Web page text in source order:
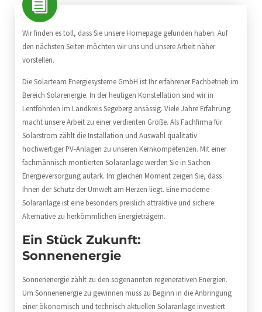
Wir finden es toll, dass Sie unsere Homepage gefunden haben. Auf
den nächsten Seiten möchten wir uns und unsere Arbeit näher
vorstellen.
Die Solarteam Energiesysteme GmbH ist Ihr erfahrener Fachbetrieb im
Bereich Solarenergie. In der heutigen Konstellation sind wir in
Lentföhrden im Landkreis Segeberg ansässig. Viele Jahre Erfahrung
macht unsere Arbeit zu einer verdienten Größe. Als Fachfirma für
Solarstrom zählt die Installation und Auswahl qualitativ
hochwertiger PV-Anlagen zu unseren Kernkompetenzen. Mit einer
fachmännisch montierten Solaranlage werden Sie in Sachen
Energieversorgung autark. Im gleichen Moment zeigen Sie, dass
Ihnen der Schutz der Umwelt am Herzen liegt. Eine moderne
Solaranlage ist eine besonders preislich attraktive und sichere
Alternative zu herkömmlichen Energieträgern.
Ein Stück Zukunft:
Sonnenenergie
Sonnenenergie zählt zu den sogenannten regenerativen Energien.
Um Sonnenenergie zu gewinnen muss zu Beginn in die Anbringung
einer ökonomisch und technisch aktuellen Solaranlage investiert